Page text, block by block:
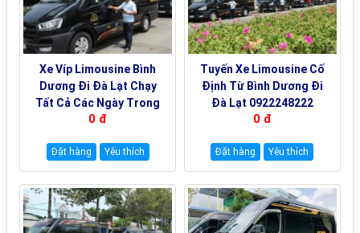
Xe Víp Limousine Bình
Dương Đi Đà Lạt Chạy
Tất Cả Các Ngày Trong
Tuần 0922242225
0 đ
Đặt hàng Yêu thích
Tuyến Xe Limousine Cố
Định Từ Bình Dương Đi
Đà Lạt 0922248222
0 đ
Đặt hàng Yêu thích